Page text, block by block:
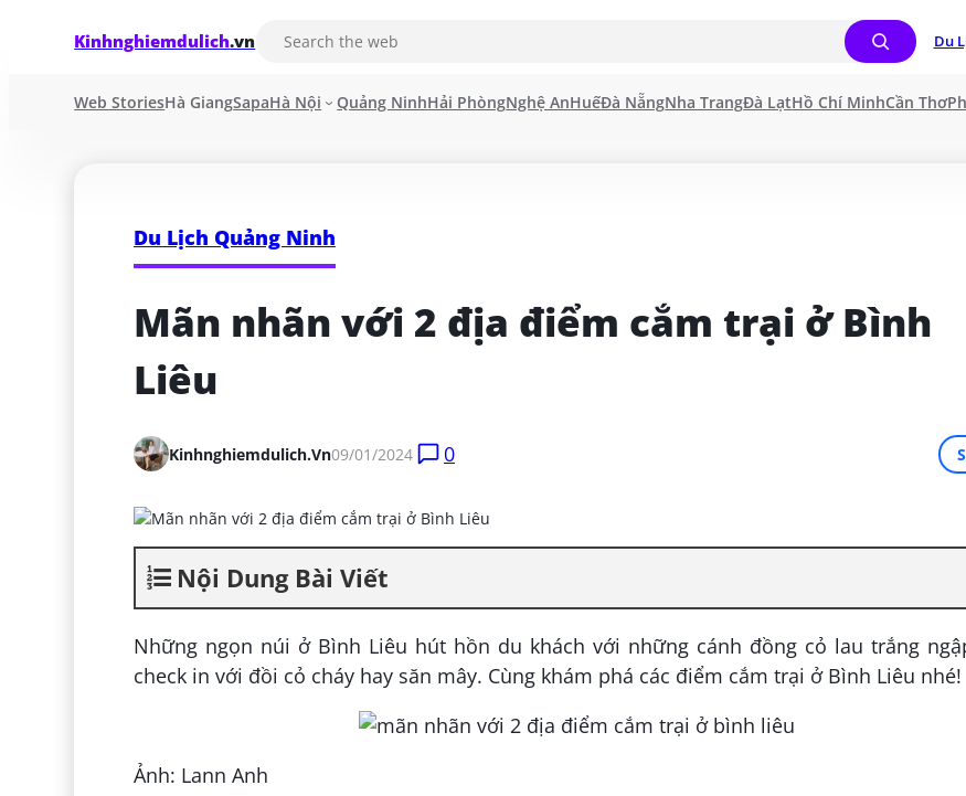
Kinhnghiemdulich.vn Du
Web StoriesHà GiangSapaHà Nội Quảng NinhHải PhòngNghệ AnHuếĐà NẵngNha TrangĐà LạtHồ Chí MinhCần Thơ
Du Lịch Quảng Ninh
Mãn nhãn với 2 địa điểm cắm trại ở Bình
Liêu
Kinhnghiemdulich.vn09/01/2024 0
Nội Dung Bài Viết
Những ngọn núi ở Bình Liêu hút hồn du khách với những cánh đồng cỏ lau trắng
check in với đồi cỏ cháy hay săn mây. Cùng khám phá các điểm cắm trại ở Bình Liêu nhé!
Ảnh: Lann Anh